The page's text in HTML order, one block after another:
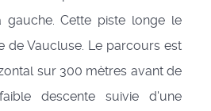
gauche. Cette piste longe le
de Vaucluse. Le parcours est
sur 300 mètres avant de
descente suivie d'une